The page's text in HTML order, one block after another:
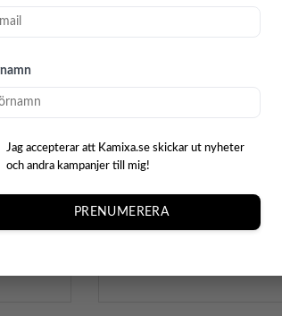
Jag accepterar att Kamixa.se skickar ut nyheter
och andra kampanjer till mig!
PRENUMERERA
recensera ”Mugg Älg”